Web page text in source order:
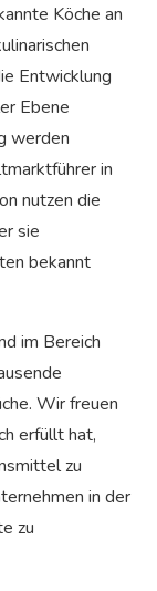
Köche an
Entwicklung
Ebene
werden
in
nutzen die
sie
bekannt
im Bereich
Wir freuen
erfüllt hat,
zu
in der
zu